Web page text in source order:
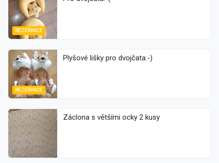
REZERVACE
REZERVACE
Plyšové lišky pro dvojčata:-)
Záclona s většími ocky 2 kusy